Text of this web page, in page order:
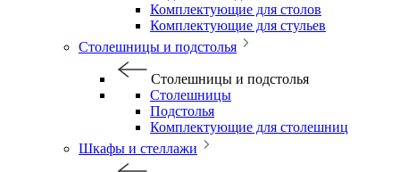
Комплектующие для столов
Комплектующие для стульев
Столешницы и подстолья
Столешницы и подстолья
Столешницы
Подстолья
Комплектующие для столешниц
Шкафы и стеллажи